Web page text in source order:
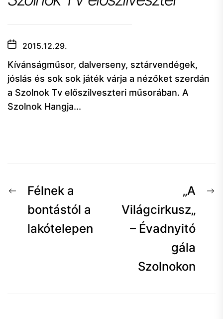
2015.12.29.
Kívánságműsor, dalverseny, sztárvendégek,
jóslás és sok sok játék várja a nézőket szerdán
a Szolnok Tv előszilveszteri műsorában. A
Szolnok Hangja...
Bejegyzés
navigáció
ElőzőFélnek a
bontástól a
lakótelepen
„A
Világcirkusz„
– Évadnyitó
gála
Szolnokon